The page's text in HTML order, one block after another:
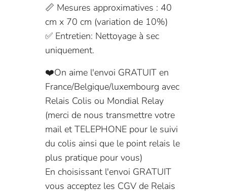
📏 Mesures approximatives : 40
cm x 70 cm (variation de 10%)
✅ Entretien: Nettoyage à sec
uniquement.
❤️On aime l'envoi GRATUIT en
France/Belgique/luxembourg avec
Relais Colis ou Mondial Relay
(merci de nous transmettre votre
mail et TELEPHONE pour le suivi
du colis ainsi que le point relais le
plus pratique pour vous)
En choisissant l'envoi GRATUIT
vous acceptez les CGV de Relais